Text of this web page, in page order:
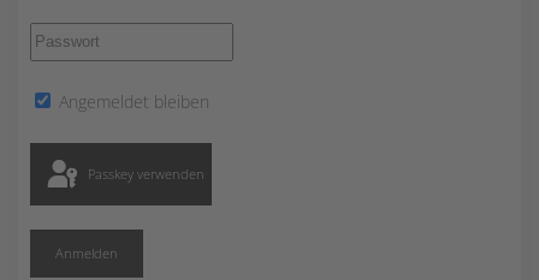
Angemeldet bleiben
Passkey verwenden
Anmelden